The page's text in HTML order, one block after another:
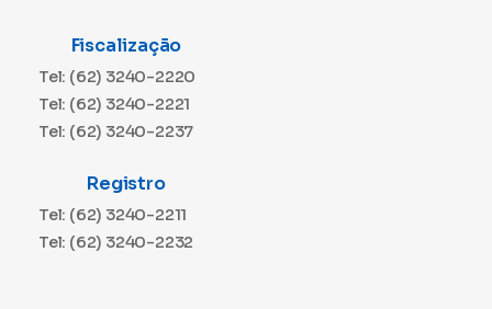
Fiscalização
Tel: (62) 3240-2220
Tel: (62) 3240-2221
Tel: (62) 3240-2237
Registro
Tel: (62) 3240-2211
Tel: (62) 3240-2232